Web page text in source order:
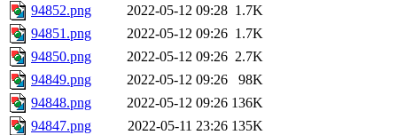
94852.png
2022-05-12 09:28 1.7K
94851.png
2022-05-12 09:26 1.7K
94850.png
2022-05-12 09:26 2.7K
94849.png
2022-05-12 09:26
98K
94848.png
2022-05-12 09:26 136K
94847.png
2022-05-11 23:26 135K